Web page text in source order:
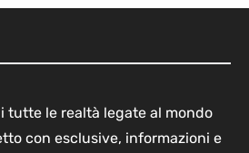
tutte le realtà legate al mondo
con esclusive, informazioni e